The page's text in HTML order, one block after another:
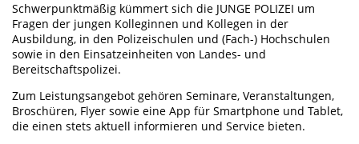
Schwerpunktmäßig kümmert sich die JUNGE POLIZEI um
Fragen der jungen Kolleginnen und Kollegen in der
Ausbildung, in den Polizeischulen und (Fach-) Hochschulen
sowie in den Einsatzeinheiten von Landes- und
Bereitschaftspolizei.
Zum Leistungsangebot gehören Seminare, Veranstaltungen,
Broschüren, Flyer sowie eine App für Smartphone und Tablet,
die einen stets aktuell informieren und Service bieten.